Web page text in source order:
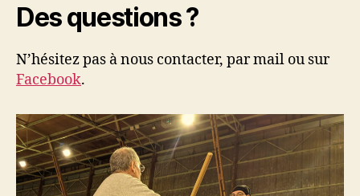
Des questions ?
N’hésitez pas à nous contacter, par mail ou sur
Facebook.